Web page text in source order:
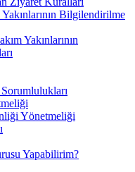
Bilgilendirilme
Yakınlarının
Yönetmeliği
Yapabilirim?